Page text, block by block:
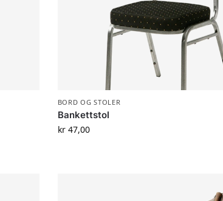
BORD OG STOLER
Bankettstol
kr47,00